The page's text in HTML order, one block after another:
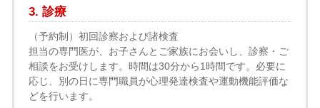
3. 診療
（予約制）初回診察および諸検査
担当の専門医が、お子さんとご家族にお会いし、診察・ご
相談をお受けします。時間は30分から1時間です。必要に
応じ、別の日に専門職員が心理発達検査や運動機能評価な
どを行います。